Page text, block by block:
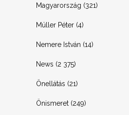
Magyarország (321)
Müller Péter (4)
Nemere István (14)
News (2 375)
Önellátás (21)
Önismeret (249)